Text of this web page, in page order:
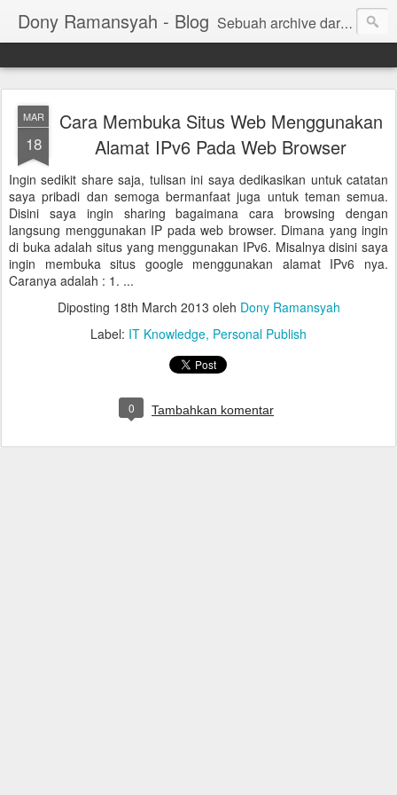
Dony Ramansyah - Blog Sebuah archive dari kehidupan - log dari perjalanan dan tujuan | Fell Free ... ( archive of live, log of journey and target | Fell Free ...)
MAR
18
Cara Membuka Situs Web Menggunakan
Alamat IPv6 Pada Web Browser
Ingin sedikit share saja, tulisan ini saya dedikasikan untuk catatan
saya pribadi dan semoga bermanfaat juga untuk teman semua.
Disini saya ingin sharing bagaimana cara browsing dengan
langsung menggunakan IP pada web browser. Dimana yang ingin
di buka adalah situs yang menggunakan IPv6. Misalnya disini saya
ingin membuka situs google menggunakan alamat IPv6 nya.
Caranya adalah : 1. ...
Diposting 18th March 2013 oleh Dony Ramansyah
Label: IT Knowledge Personal Publish
0 Tambahkan komentar